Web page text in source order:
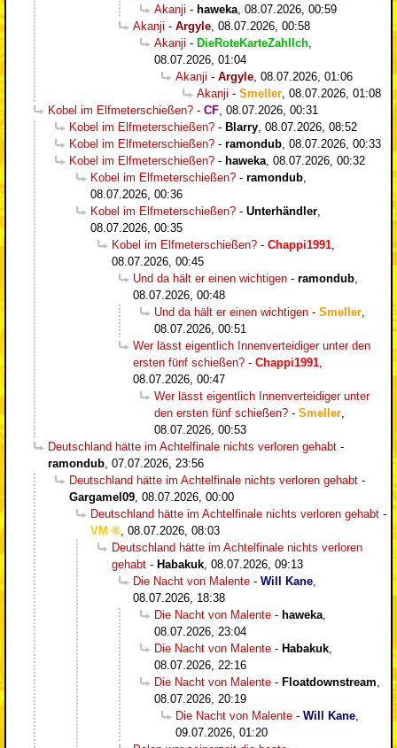
Akanji - haweka 08.07.2026, 00:59
Akanji - Argyle 08.07.2026, 00:58
Akanji - DieRoteKarteZahlIch
08.07.2026, 01:04
Akanji - Argyle 08.07.2026, 01:06
Akanji - Smeller 08.07.2026, 01:08
Kobel im Elfmeterschießen? - CF 08.07.2026, 00:31
Kobel im Elfmeterschießen? - Blarry 08.07.2026, 08:52
Kobel im Elfmeterschießen? - ramondub 08.07.2026, 00:33
Kobel im Elfmeterschießen? - haweka 08.07.2026, 00:32
Kobel im Elfmeterschießen? - ramondub
08.07.2026, 00:36
Kobel im Elfmeterschießen? - Unterhändler
08.07.2026, 00:35
Kobel im Elfmeterschießen? - Chappi1991
08.07.2026, 00:45
Und da hält er einen wichtigen - ramondub
08.07.2026, 00:48
Und da hält er einen wichtigen - Smeller
08.07.2026, 00:51
Wer lässt eigentlich Innenverteidiger unter den
ersten fünf schießen? - Chappi1991
08.07.2026, 00:47
Wer lässt eigentlich Innenverteidiger unter
den ersten fünf schießen? - Smeller
08.07.2026, 00:53
Deutschland hätte im Achtelfinale nichts verloren gehabt -
ramondub 07.07.2026, 23:56
Deutschland hätte im Achtelfinale nichts verloren gehabt -
Gargamel09 08.07.2026, 00:00
Deutschland hätte im Achtelfinale nichts verloren gehabt -
VM
08.07.2026, 08:03
Deutschland hätte im Achtelfinale nichts verloren
gehabt - Habakuk 08.07.2026, 09:13
Die Nacht von Malente - Will Kane
08.07.2026, 18:38
Die Nacht von Malente - haweka
08.07.2026, 23:04
Die Nacht von Malente - Habakuk
08.07.2026, 22:16
Die Nacht von Malente - Floatdownstream
08.07.2026, 20:19
Die Nacht von Malente - Will Kane
09.07.2026, 01:20